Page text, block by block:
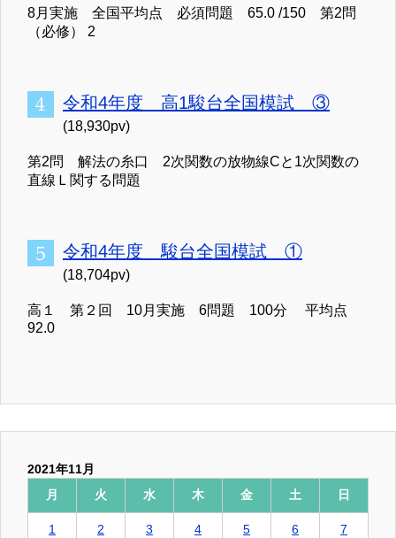
8月実施 全国平均点 必須問題 65.0 /150 第2問
（必修） 2
令和4年度 高1駿台全国模試 ③
(18,930pv)
第2問 解法の糸口 2次関数の放物線Cと1次関数の
直線Ｌ関する問題
令和4年度 駿台全国模試 ①
(18,704pv)
高１ 第２回 10月実施 6問題 100分 平均点
92.0
2021年11月
月
火 水 木 金 土 日
1 2 3 4 5 6 7